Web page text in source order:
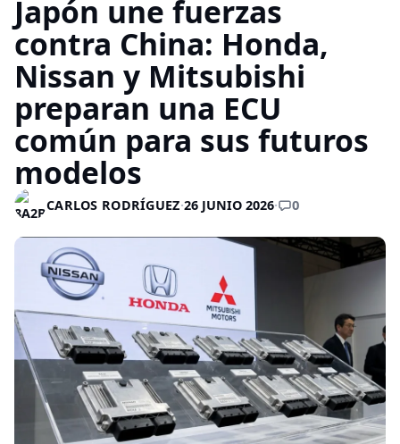
Japón une fuerzas
contra China: Honda,
Nissan y Mitsubishi
preparan una ECU
común para sus futuros
modelos
CARLOS RODRÍGUEZ·26 JUNIO 2026· 0